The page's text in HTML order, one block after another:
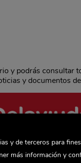
y podrás consultar
y documentos
y de terceros para
más información y